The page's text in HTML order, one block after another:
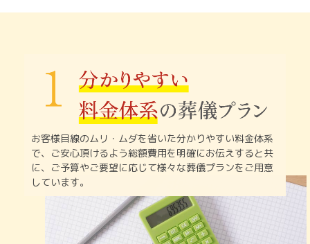
お客様目線のムリ・ムダを省いた分かりやすい料金体系
で、
ご安心頂けるよう総額費用を明確にお伝えすると共
に、
ご予算やご要望に応じて様々な葬儀プランをご用意
しています。